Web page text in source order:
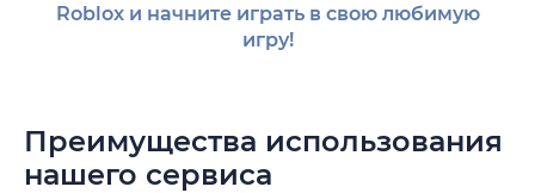
Roblox и начните играть в свою любимую
игру!
Преимущества использования
нашего сервиса